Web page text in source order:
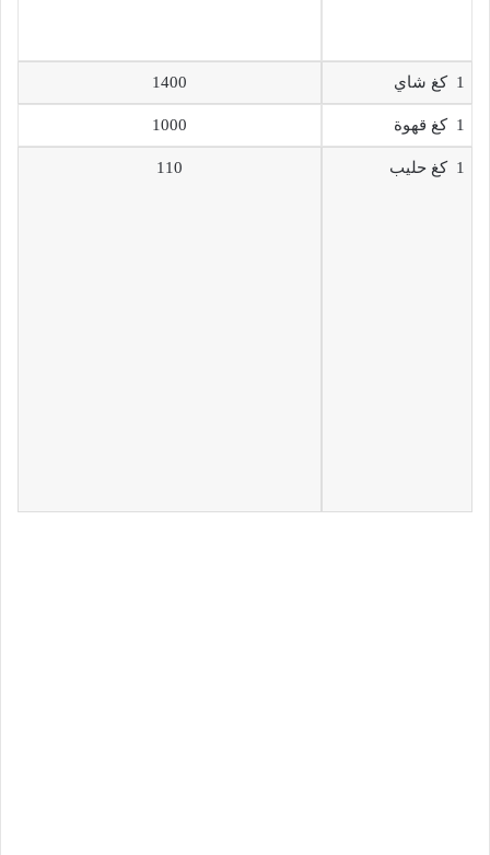
1 كغ شاي 1400
1 كغ قهوة 1000
1 كغ حليب 110